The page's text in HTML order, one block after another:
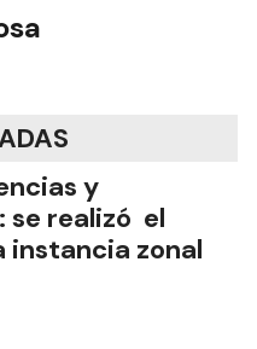
y
se realizó el
instancia zonal